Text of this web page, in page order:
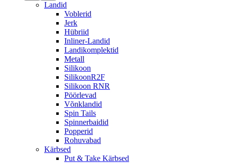
Landid
Voblerid
Jerk
Hübriid
Inliner-Landid
Landikomplektid
Metall
Silikoon
SilikoonR2F
Silikoon RNR
Pöörlevad
Võnklandid
Spin Tails
Spinnerbaidid
Popperid
Rohuvabad
Kärbsed
Put & Take Kärbsed